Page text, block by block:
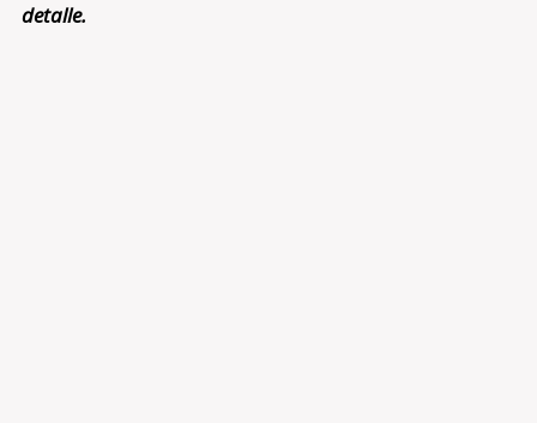
detalle.